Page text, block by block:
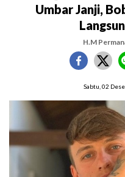
Umbar Janji,
H.M
Sabtu, 02